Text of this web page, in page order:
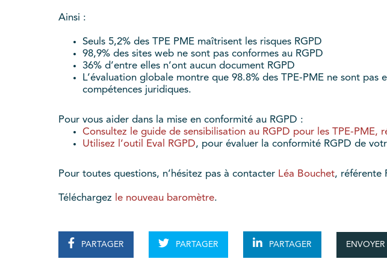
Ainsi :
Seuls 5,2% des TPE PME maîtrisent les risques RGPD
98,9% des sites web ne sont pas conformes au RGPD
36% d’entre elles n’ont aucun document RGPD
L’évaluation globale montre que 98.8% des TPE-PME ne sont
compétences juridiques.
Pour vous aider dans la mise en conformité au RGPD :
Consultez le guide de sensibilisation au RGPD pour les TPE-PME,
Utilisez l’outil Eval RGPD, pour évaluer la conformité RGPD de
Pour toutes questions, n’hésitez pas à contacter Léa Bouchet, référente
Téléchargez le nouveau baromètre.
PARTAGER PARTAGER PARTAGER